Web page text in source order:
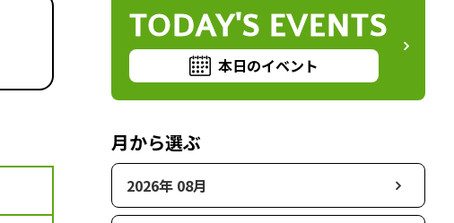
TODAY'S EVENTS
本日のイベント
月から選ぶ
2026年 08月